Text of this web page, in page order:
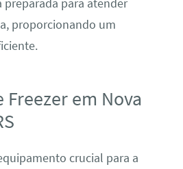
preparada para atender
proporcionando um
em Nova
crucial para a